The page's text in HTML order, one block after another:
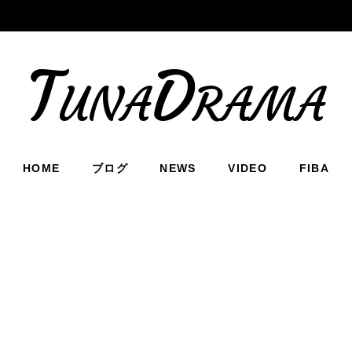
TunaDrama
HOME ブログ NEWS VIDEO FIBA